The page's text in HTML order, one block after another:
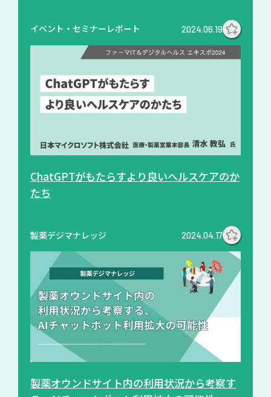
イベント・セミナーレポート 2024.06.19
ChatGPTがもたらすより良いヘルスケアのか
たち
製薬デジマナレッジ 2024.04.17
製薬オウンドサイト内の利用状況から考察す